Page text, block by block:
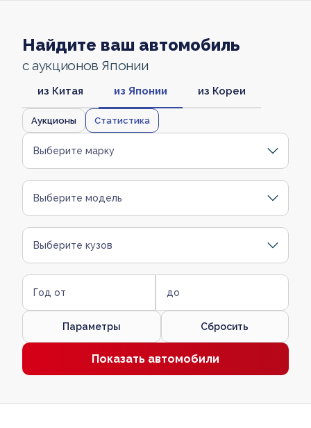
Найдите ваш автомобиль
с аукционов Японии
из Китая из Японии из Кореи
Аукционы Статистика
Выберите марку
Выберите модель
Выберите кузов
Год от до
Параметры Сбросить
Показать автомобили